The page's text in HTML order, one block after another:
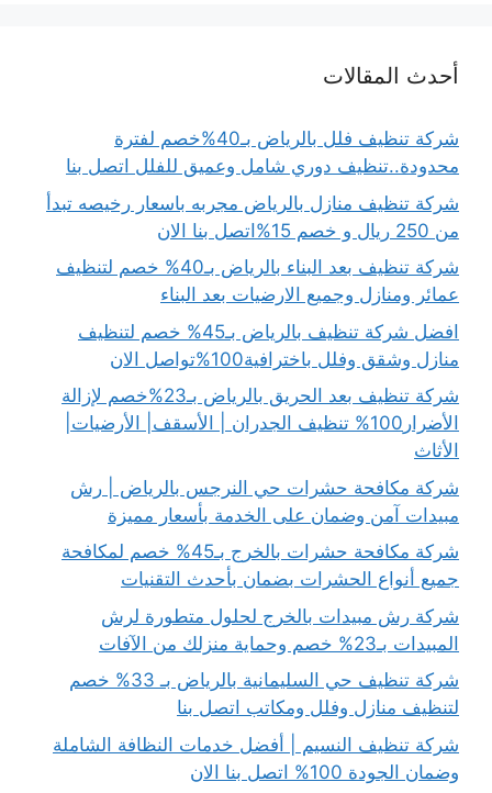
أحدث المقالات
شركة تنظيف فلل بالرياض بـ40%خصم لفترة
محدودة..تنظيف دوري شامل وعميق للفلل اتصل بنا
شركة تنظيف منازل بالرياض مجربه باسعار رخيصه تبدأ
من 250 ريال و خصم 15%اتصل بنا الان
شركة تنظيف بعد البناء بالرياض بـ40% خصم لتنظيف
عمائر ومنازل وجميع الارضيات بعد البناء
افضل شركة تنظيف بالرياض بـ45% خصم لتنظيف
منازل وشقق وفلل باخترافية100%تواصل الان
شركة تنظيف بعد الحريق بالرياض بـ23%خصم لإزالة
الأضرار100% تنظيف الجدران | الأسقف| الأرضيات|
الأثاث
شركة مكافحة حشرات حي النرجس بالرياض | رش
مبيدات آمن وضمان على الخدمة بأسعار مميزة
شركة مكافحة حشرات بالخرج بـ45% خصم لمكافحة
جميع أنواع الحشرات بضمان بأحدث التقنيات
شركة رش مبيدات بالخرج لحلول متطورة لرش
المبيدات بـ23% خصم وحماية منزلك من الآفات
شركة تنظيف حي السليمانية بالرياض بـ 33% خصم
لتنظيف منازل وفلل ومكاتب اتصل بنا
شركة تنظيف النسيم | أفضل خدمات النظافة الشاملة
وضمان الجودة 100% اتصل بنا الان